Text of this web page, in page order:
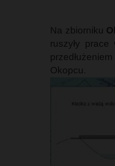
Na zbiorniku
ruszyły
Okopcu.